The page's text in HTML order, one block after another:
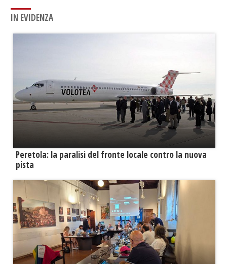
IN EVIDENZA
Peretola: la paralisi del fronte locale contro la nuova
pista